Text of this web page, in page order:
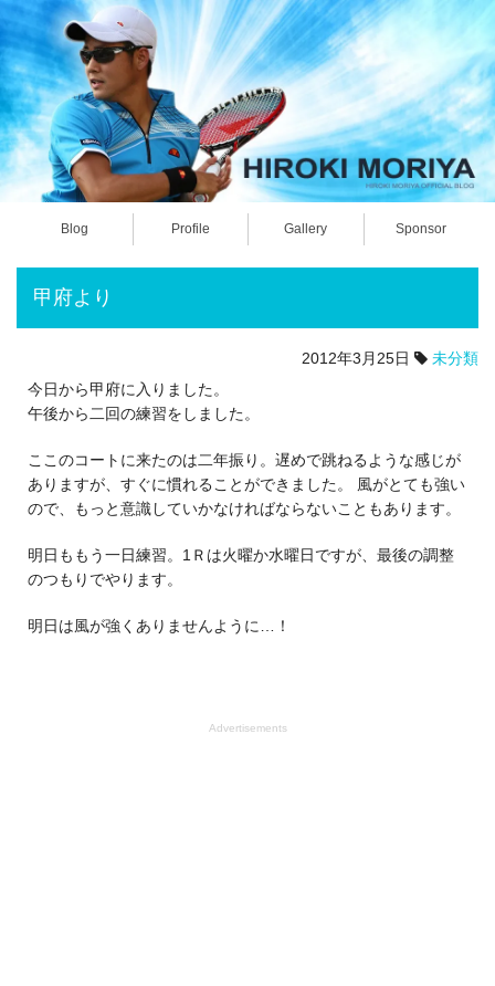
Blog Profile Gallery Sponsor
甲府より
2012年3月25日
未分類
今日から甲府に入りました。
午後から二回の練習をしました。
ここのコートに来たのは二年振り。遅めで跳ねるような感じが
ありますが、すぐに慣れることができました。 風がとても強い
ので、もっと意識していかなければならないこともあります。
明日ももう一日練習。1Ｒは火曜か水曜日ですが、最後の調整
のつもりでやります。
明日は風が強くありませんように…！
Advertisements